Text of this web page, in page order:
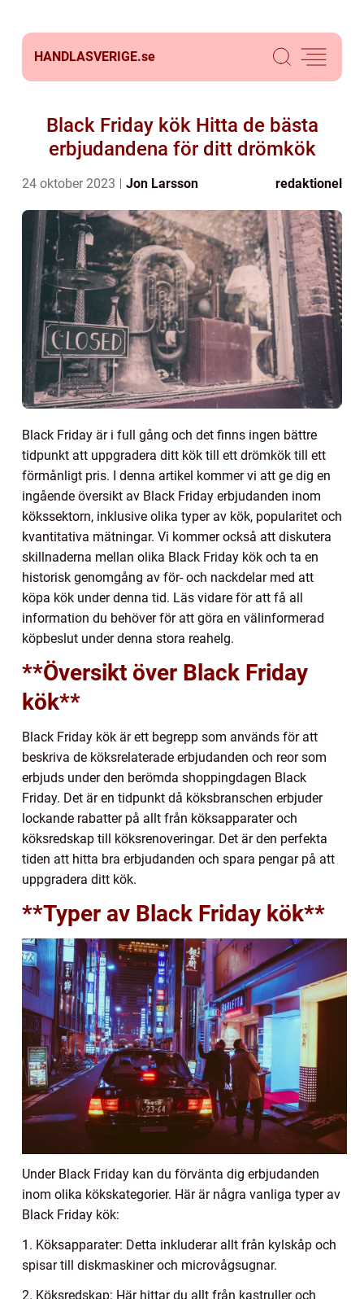
HANDLASVERIGE.se
Black Friday kök Hitta de bästa
erbjudandena för ditt drömkök
24 oktober 2023 Jon Larsson redaktionel
Black Friday är i full gång och det finns ingen bättre
tidpunkt att uppgradera ditt kök till ett drömkök till ett
förmånligt pris. I denna artikel kommer vi att ge dig en
ingående översikt av Black Friday erbjudanden inom
kökssektorn, inklusive olika typer av kök, popularitet och
kvantitativa mätningar. Vi kommer också att diskutera
skillnaderna mellan olika Black Friday kök och ta en
historisk genomgång av för- och nackdelar med att
köpa kök under denna tid. Läs vidare för att få all
information du behöver för att göra en välinformerad
köpbeslut under denna stora reahelg.
**Översikt över Black Friday
kök**
Black Friday kök är ett begrepp som används för att
beskriva de köksrelaterade erbjudanden och reor som
erbjuds under den berömda shoppingdagen Black
Friday. Det är en tidpunkt då köksbranschen erbjuder
lockande rabatter på allt från köksapparater och
köksredskap till köksrenoveringar. Det är den perfekta
tiden att hitta bra erbjudanden och spara pengar på att
uppgradera ditt kök.
**Typer av Black Friday kök**
Under Black Friday kan du förvänta dig erbjudanden
inom olika kökskategorier. Här är några vanliga typer av
Black Friday kök:
1. Köksapparater: Detta inkluderar allt från kylskåp och
spisar till diskmaskiner och microvågsugnar.
2. Köksredskap: Här hittar du allt från kastruller och